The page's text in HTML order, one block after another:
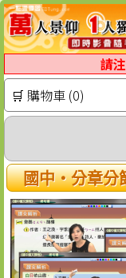
請
🛒 購物車 (0)
國中‧分章分